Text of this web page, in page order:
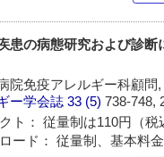
患の病態研究および診
院免疫アレルギー科顧問
ー学会誌 33 (5)738-748,
ト： 従量制は110円（税
ード： 従量制、基本料